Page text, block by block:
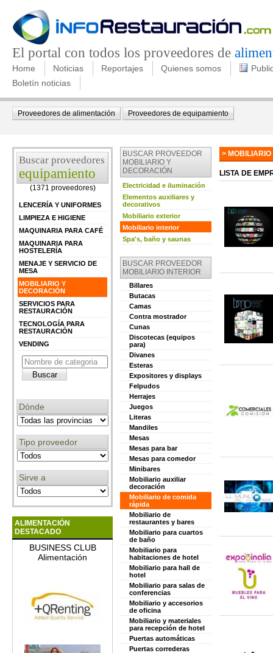
El portal con todos los proveedores de
Home Noticias Reportajes Quienes somos
Boletín noticias
Proveedores de alimentación Proveedores de equipamiento
Buscar proveedores
equipamiento
(1371 proveedores)
LENCERÍA Y UNIFORMES
LIMPIEZA E HIGIENE
MAQUINARIA PARA CAFÉ
MAQUINARIA PARA
HOSTELERÍA
MENAJE Y SERVICIO DE
MESA
MOBILIARIO Y
DECORACIÓN
SERVICIOS PARA
RESTAURACIÓN
TECNOLOGÍA PARA
RESTAURACIÓN
VENDING
Dónde
Tipo proveedor
Sirve a
ALIMENTACIÓN
DESTACADO
BUSINESS CLUB
Alimentación
BUSCAR PROVEEDOR
MOBILIARIO Y
DECORACIÓN
Electricidad e iluminación
Elementos auxiliares y
decorativos
Mobiliario exterior
Mobiliario interior
Spa's, baño y saunas
BUSCAR PROVEEDOR
MOBILIARIO INTERIOR
Billares
Butacas
Camas
Contra mostrador
Cunas
Discotecas (equipos
para)
Divanes
Esteras
Expositores y displays
Felpudos
Herrajes
Juegos
Literas
Mandiles
Mesas
Mesas para bar
Mesas para comedor
Minibares
Mobiliario auxiliar
decoración
Mobiliario de comida
rápida
Mobiliario de
restaurantes y bares
Mobiliario para cuartos
de baño
Mobiliario para
habitaciones de hotel
Mobiliario para hall de
hotel
Mobiliario para salas de
conferencias
Mobiliario y accesorios
de oficina
Mobiliario y materiales
para recepción de hotel
Puertas automáticas
Puertas correderas
>
LISTA DE